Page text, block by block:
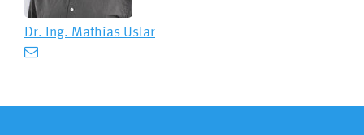
Dr. Ing. Mathias Uslar